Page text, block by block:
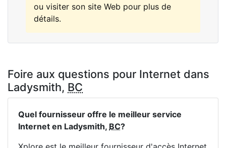
ou visiter son site Web pour plus de
détails.
Foire aux questions pour Internet dans
Ladysmith, BC
Quel fournisseur offre le meilleur service
Internet en Ladysmith, BC?